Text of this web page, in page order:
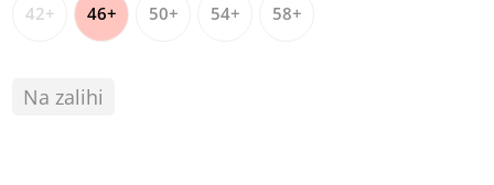
42+ 46+ 50+ 54+ 58+
Na zalihi